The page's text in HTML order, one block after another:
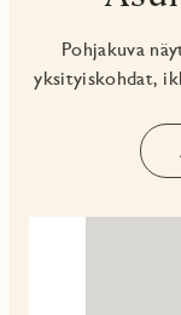
Pohjakuva
yksityiskohdat,